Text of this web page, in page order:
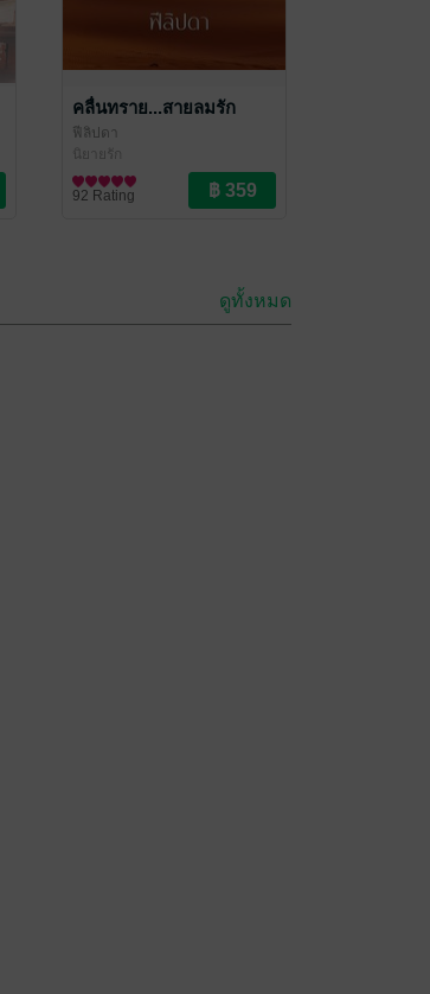
คลื่นทราย...สายลมรัก
ฟีลิปดา
นิยายรัก
92 Rating
ดูทั้งหมด